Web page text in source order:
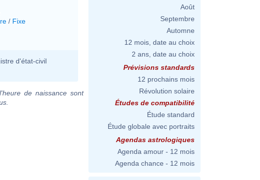
/ Fixe
d'état-civil
de naissance sont
Août
Septembre
Automne
12 mois, date au choix
2 ans, date au choix
Prévisions standards
12 prochains mois
Révolution solaire
Études de compatibilité
Étude standard
Étude globale avec portraits
Agendas astrologiques
Agenda amour - 12 mois
Agenda chance - 12 mois